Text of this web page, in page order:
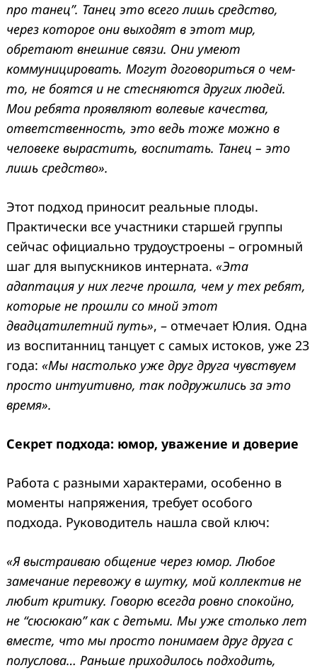
про танец”. Танец это всего лишь средство,
через которое они выходят в этот мир,
обретают внешние связи. Они умеют
коммуницировать. Могут договориться о чем-
то, не боятся и не стесняются других людей.
Мои ребята проявляют волевые качества,
ответственность, это ведь тоже можно в
человеке вырастить, воспитать. Танец – это
лишь средство».
Этот подход приносит реальные плоды.
Практически все участники старшей группы
сейчас официально трудоустроены – огромный
шаг для выпускников интерната. «Эта
адаптация у них легче прошла, чем у тех ребят,
которые не прошли со мной этот
двадцатилетний путь», – отмечает Юлия. Одна
из воспитанниц танцует с самых истоков, уже 23
года: «Мы настолько уже друг друга чувствуем
просто интуитивно, так подружились за это
время».
Секрет подхода: юмор, уважение и доверие
Работа с разными характерами, особенно в
моменты напряжения, требует особого
подхода. Руководитель нашла свой ключ:
«Я выстраиваю общение через юмор. Любое
замечание перевожу в шутку, мой коллектив не
любит критику. Говорю всегда ровно спокойно,
не “сюсюкаю” как с детьми. Мы уже столько лет
вместе, что мы просто понимаем друг друга с
полуслова… Раньше приходилось подходить,